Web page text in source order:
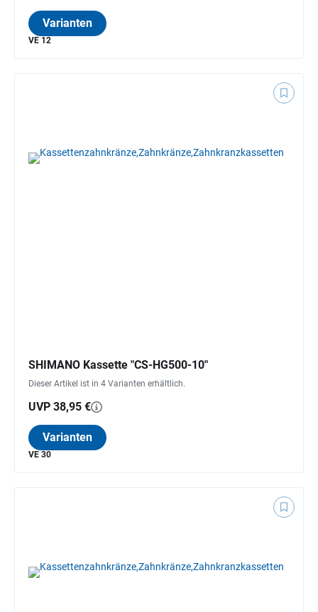
Varianten
VE 12
SHIMANO Kassette "CS-HG500-10"
Dieser Artikel ist in 4 Varianten erhältlich.
UVP 38,95 €
Varianten
VE 30